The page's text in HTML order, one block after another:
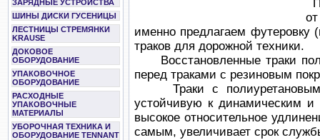
ЗАРЯДНЫЕ УСТРОЙСТВА
ШИНЫ ДИСКИ ГУСЕНИЦЫ
ЛЕСТНИЦЫ СТРЕМЯНКИ
KRAUSE
ДОКОВОЕ
ОБОРУДОВАНИЕ
УПАКОВОЧНОЕ
ОБОРУДОВАНИЕ
РАСХОДНЫЕ
УПАКОВОЧНЫЕ
МАТЕРИАЛЫ
УБОРОЧНАЯ ТЕХНИКА И
ОБОРУДОВАНИЕ TENNANT
именно предлагаем футеровку
траков для дорожной техники.
Восстановленные траки
перед траками с резиновым
Траки с полиуретановым
устойчивую к динамическим
высокое относительное
самым, увеличивает срок